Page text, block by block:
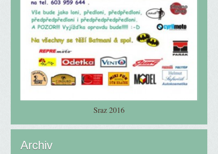
Sraz 2016
Archiv